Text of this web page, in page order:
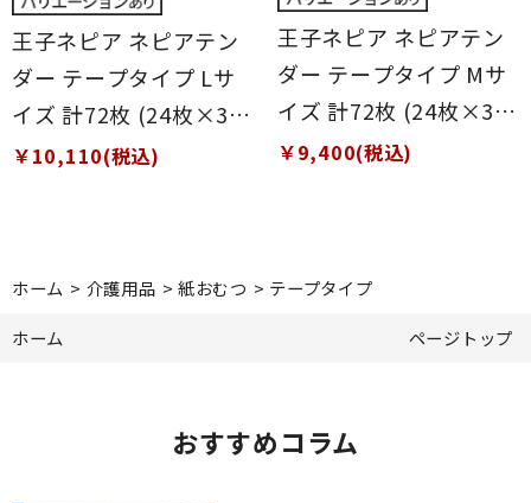
王子ネピア ネピアテン
ダー テープタイプ Lサ
イズ 計72枚 (24枚×3
袋)
￥10,110(税込)
王子ネピア ネピアテン
ダー テープタイプ Mサ
イズ 計72枚 (24枚×3
袋)
￥9,400(税込)
ホーム > 介護用品 > 紙おむつ > テープタイプ
ホーム
ページトップ
おすすめコラム